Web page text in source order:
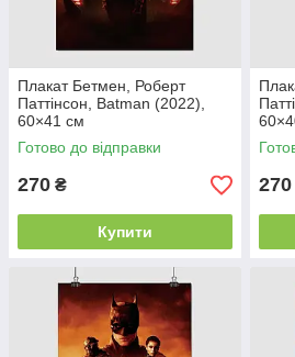
Плакат Бетмен, Роберт
Паттінсон, Batman (2022),
60×41 см
Готово до відправки
270 ₴
Купити
270